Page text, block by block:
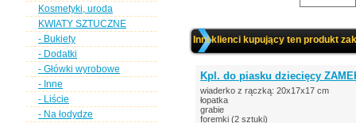
Kosmetyki, uroda
KWIATY SZTUCZNE
- Bukiety
- Dodatki
- Główki wyrobowe
- Inne
- Liście
- Na łodydze
Inni klienci kupujący ten produkt
Kpl. do piasku dziecięcy
wiaderko z rączką: 20x17x17 cm
łopatka
grabie
foremki (2 sztuki)